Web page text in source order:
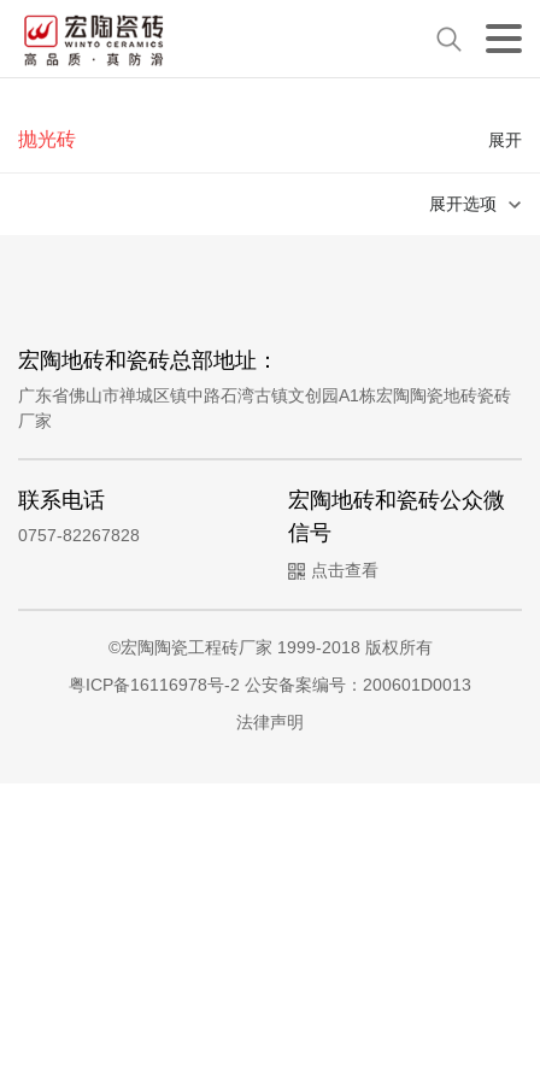
抛光砖 展开
展开选项
宏陶地砖和瓷砖总部地址：
广东省佛山市禅城区镇中路石湾古镇文创园A1栋宏陶陶瓷地砖瓷砖
厂家
联系电话
0757-82267828
宏陶地砖和瓷砖公众微
信号
点击查看
©宏陶陶瓷工程砖厂家 1999-2018 版权所有
粤ICP备16116978号-2 公安备案编号：200601D0013
法律声明